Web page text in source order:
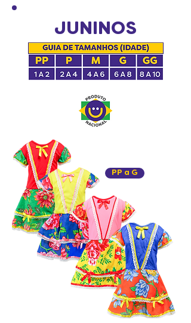
JUNINOS
PP a G